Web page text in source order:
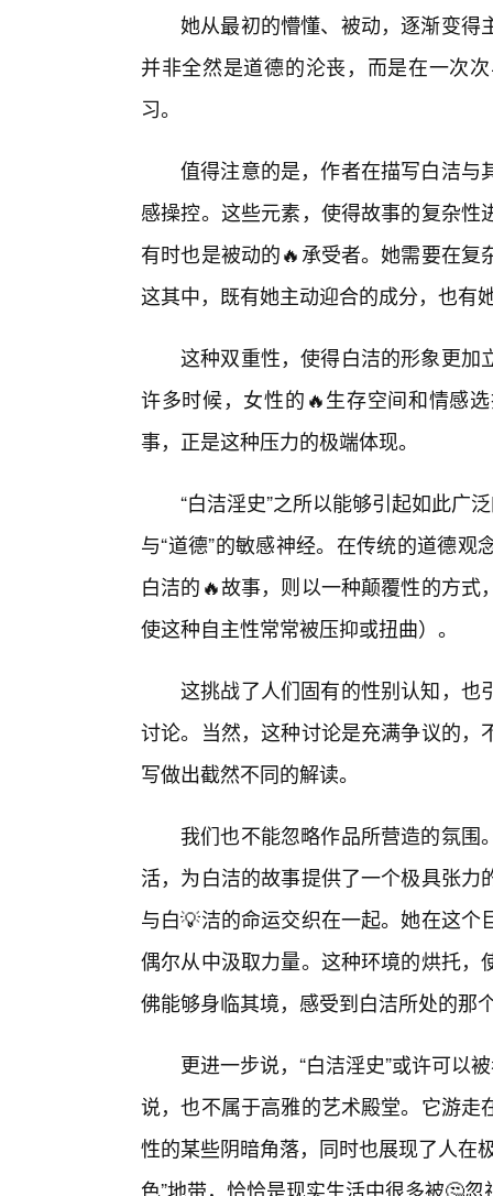
她从最初的懵懂、被动，逐渐变得
并非全然是道德的沦丧，而是在一次
习。
值得注意的是，作者在描写白洁与
感操控。这些元素，使得故事的复杂
有时也是被动的🔥承受者。她需要在
这其中，既有她主动迎合的成分，也有
这种双重性，使得白洁的形象更加
许多时候，女性的🔥生存空间和情感
事，正是这种压力的极端体现。
“白洁淫史”之所以能够引起如此广
与“道德”的敏感神经。在传统的道德
白洁的🔥故事，则以一种颠覆性的方
使这种自主性常常被压抑或扭曲）。
这挑战了人们固有的性别认知，也
讨论。当然，这种讨论是充满争议的
写做出截然不同的解读。
我们也不能忽略作品所营造的氛
活，为白洁的故事提供了一个极具张
与白💡洁的命运交织在一起。她在这
偶尔从中汲取力量。这种环境的烘托
佛能够身临其境，感受到白洁所处的那
更进一步说，“白洁淫史”或许可以
说，也不属于高雅的艺术殿堂。它游
性的某些阴暗角落，同时也展现了人在
色”地带，恰恰是现实生活中很多被🤔